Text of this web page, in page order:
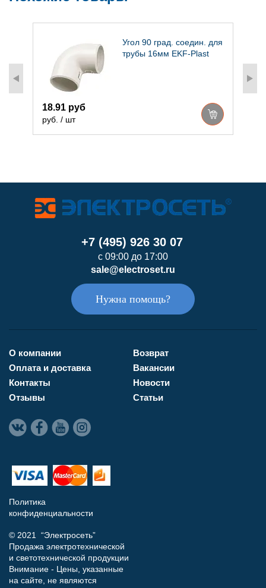
Угол 90 град. соедин. для
трубы 16мм EKF-Plast
18.91 руб
руб. / шт
+7 (495) 926 30 07
с 09:00 до 17:00
sale@electroset.ru
Нужна помощь?
О компании
Оплата и доставка
Контакты
Отзывы
Возврат
Вакансии
Новости
Статьи
Политика
конфиденциальности
© 2021 “Электросеть”
Продажа электротехнической
и светотехнической продукции
Внимание - Цены, указанные
на сайте, не являются